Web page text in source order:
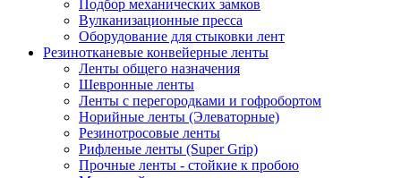
Подбор механических замков
Вулканизационные пресса
Оборудование для стыковки лент
Резинотканевые конвейерные ленты
Ленты общего назначения
Шевронные ленты
Ленты с перегородками и гофробортом
Норийные ленты (Элеваторные)
Резинотросовые ленты
Рифленые ленты (Super Grip)
Прочные ленты - стойкие к пробою